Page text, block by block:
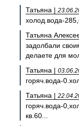
Татьяна |
холод.вода-
Татьяна
задолбали
делаете для
Татьяна |
горяч.вода-
Татьяна |
горяч.вода-
кв.60...